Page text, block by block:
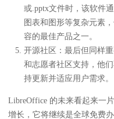
或.pptx文件时，该软件
图表和图形等复杂元素
容的最佳产品之一。
开源社区：最后但同样
和志愿者社区支持，他
持更新并适应用户需求。
LibreOffice 的未来看起来一
增长，它将继续是全球免费